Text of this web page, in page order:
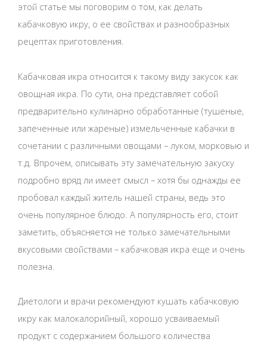
этой статье мы поговорим о том, как делать
кабачковую икру, о ее свойствах и разнообразных
рецептах приготовления.
Кабачковая икра относится к такому виду закусок как
овощная икра. По сути, она представляет собой
предварительно кулинарно обработанные (тушеные,
запеченные или жареные) измельченные кабачки в
сочетании с различными овощами – луком, морковью и
т.д. Впрочем, описывать эту замечательную закуску
подробно вряд ли имеет смысл – хотя бы однажды ее
пробовал каждый житель нашей страны, ведь это
очень популярное блюдо. А популярность его, стоит
заметить, объясняется не только замечательными
вкусовыми свойствами – кабачковая икра еще и очень
полезна.
Диетологи и врачи рекомендуют кушать кабачковую
икру как малокалорийный, хорошо усваиваемый
продукт с содержанием большого количества